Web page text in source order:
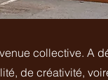
collective. A
de créativité,